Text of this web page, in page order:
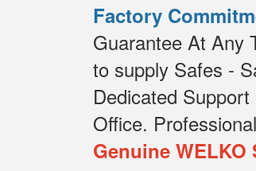
Factory
Guarantee At Any
to supply Safes -
Dedicated Support
Office.
Genuine WELKO